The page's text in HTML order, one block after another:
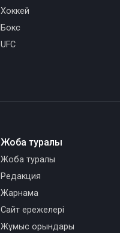
Хоккей
Бокс
UFC
Жоба туралы
Жоба туралы
Редакция
Жарнама
Сайт ережелері
Жұмыс орындары